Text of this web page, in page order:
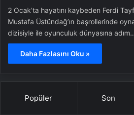
2 Ocak’ta hayatını kaybeden Ferdi
Mustafa Üstündağ’ın başrollerinde
dizisiyle ile oyunculuk dünyasına
Daha Fazlasını Oku »
Popüler Son